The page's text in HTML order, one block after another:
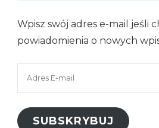
Wpisz swój adres e-mail jeśli
powiadomienia o nowych
SUBSKRYBUJ